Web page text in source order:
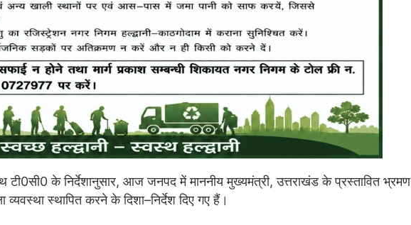
टी0सी0 के निर्देशानुसार, आज जनपद में माननीय मुख्यमंत्री, उत्तराखंड के प्रस्तावित भ्रमण
व्यवस्था स्थापित करने के दिशा–निर्देश दिए गए हैं।